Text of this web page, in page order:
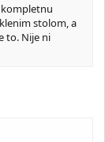
kompletnu
stolom, a
to. Nije ni